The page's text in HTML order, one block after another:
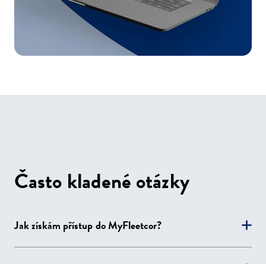
Často kladené otázky
Jak získám přístup do MyFleetcor?